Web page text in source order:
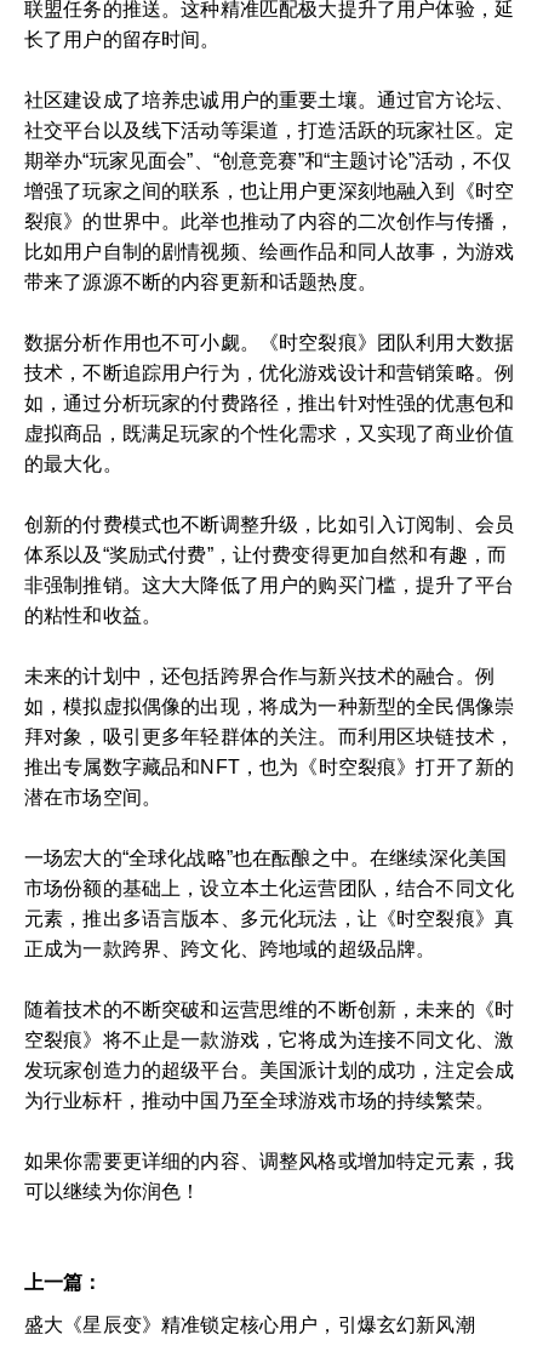
联盟任务的推送。这种精准匹配极大提升了用户体验，延
长了用户的留存时间。
社区建设成了培养忠诚用户的重要土壤。通过官方论坛、
社交平台以及线下活动等渠道，打造活跃的玩家社区。定
期举办“玩家见面会”、“创意竞赛”和“主题讨论”活动，不仅
增强了玩家之间的联系，也让用户更深刻地融入到《时空
裂痕》的世界中。此举也推动了内容的二次创作与传播，
比如用户自制的剧情视频、绘画作品和同人故事，为游戏
带来了源源不断的内容更新和话题热度。
数据分析作用也不可小觑。《时空裂痕》团队利用大数据
技术，不断追踪用户行为，优化游戏设计和营销策略。例
如，通过分析玩家的付费路径，推出针对性强的优惠包和
虚拟商品，既满足玩家的个性化需求，又实现了商业价值
的最大化。
创新的付费模式也不断调整升级，比如引入订阅制、会员
体系以及“奖励式付费”，让付费变得更加自然和有趣，而
非强制推销。这大大降低了用户的购买门槛，提升了平台
的粘性和收益。
未来的计划中，还包括跨界合作与新兴技术的融合。例
如，模拟虚拟偶像的出现，将成为一种新型的全民偶像崇
拜对象，吸引更多年轻群体的关注。而利用区块链技术，
推出专属数字藏品和NFT，也为《时空裂痕》打开了新的
潜在市场空间。
一场宏大的“全球化战略”也在酝酿之中。在继续深化美国
市场份额的基础上，设立本土化运营团队，结合不同文化
元素，推出多语言版本、多元化玩法，让《时空裂痕》真
正成为一款跨界、跨文化、跨地域的超级品牌。
随着技术的不断突破和运营思维的不断创新，未来的《时
空裂痕》将不止是一款游戏，它将成为连接不同文化、激
发玩家创造力的超级平台。美国派计划的成功，注定会成
为行业标杆，推动中国乃至全球游戏市场的持续繁荣。
如果你需要更详细的内容、调整风格或增加特定元素，我
可以继续为你润色！
上一篇：
盛大《星辰变》精准锁定核心用户，引爆玄幻新风潮